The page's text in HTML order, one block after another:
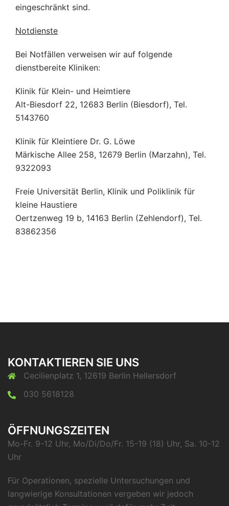
eingeschränkt sind.
Notdienste
Bei Notfällen verweisen wir auf folgende
dienstbereite Kliniken:
Klinik für Klein- und Heimtiere
Alt-Biesdorf 22, 12683 Berlin (Biesdorf), Tel.
5143760
Klinik für Kleintiere Dr. G. Löwe
Märkische Allee 258, 12679 Berlin (Marzahn), Tel.
9322093
Freie Universität Berlin, Klinik und Poliklinik für
kleine Haustiere
Oertzenweg 19 b, 14163 Berlin (Zehlendorf), Tel.
83862356
KONTAKTIEREN SIE UNS
Cecilienplatz 1, 12619 Berlin Hellersdorf
030 5618128
ÖFFNUNGSZEITEN
Mo-Fr. 9-12 Uhr, Mo/Di/Do/Fr. 15-19 (18) Uhr, Sa. 10-12
Uhr
Für Operationen, spezielle Untersuchungen und
langwierige Konsultationen vergeben wir jedoch